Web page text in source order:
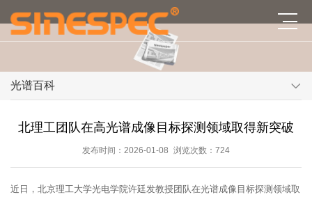
光谱百科
北理工团队在高光谱成像目标探测领域取得新突破
发布时间：2026-01-08 浏览次数：724
近日，北京理工大学光电学院许廷发教授团队在光谱成像目标探测领域取